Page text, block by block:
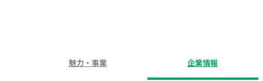
魅力・事業 企業情報